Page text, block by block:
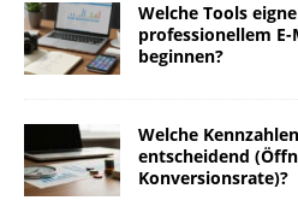
Welche Tools
professionellem
beginnen?
Welche
entscheidend
Konversionsrate)?